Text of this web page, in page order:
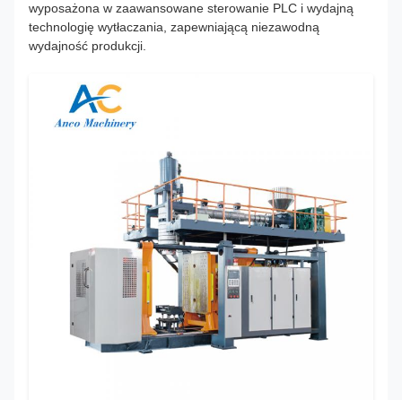
wyposażona w zaawansowane sterowanie PLC i wydajną
technologię wytłaczania, zapewniającą niezawodną
wydajność produkcji.